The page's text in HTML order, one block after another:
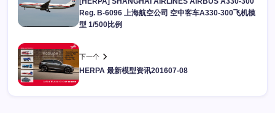
Reg. B-6096 上海航空公司 空中客车A330-300飞机模
型 1/500比例
下一个
HERPA 最新模型资讯201607-08